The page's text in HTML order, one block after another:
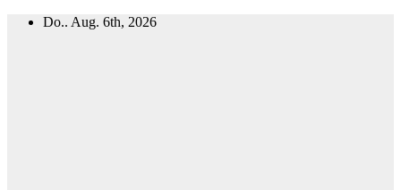
Zum
Do.. Aug. 6th, 2026